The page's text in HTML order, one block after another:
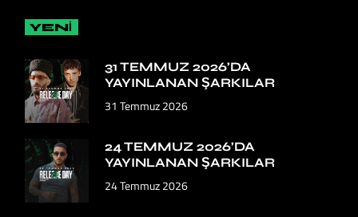
YENİ
31 TEMMUZ 2026’DA
YAYINLANAN ŞARKILAR
31 Temmuz 2026
24 TEMMUZ 2026’DA
YAYINLANAN ŞARKILAR
24 Temmuz 2026